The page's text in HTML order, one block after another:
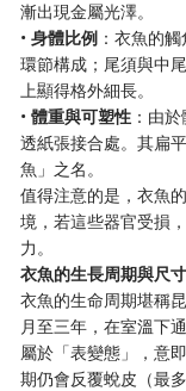
漸出現金屬光澤。
•身體比例 ：衣魚的
環節構成；尾須與中
上顯得格外細長。
•體重與可塑性 ：由
透紙張接合處。其扁
魚」之名。
值得注意的是，衣魚
境，若這些器官受損
力。
衣魚的生長周期與尺
衣魚的生命周期堪稱
月至三年，在室溫下
屬於「表變態」，意
期仍會反覆蛻皮（最